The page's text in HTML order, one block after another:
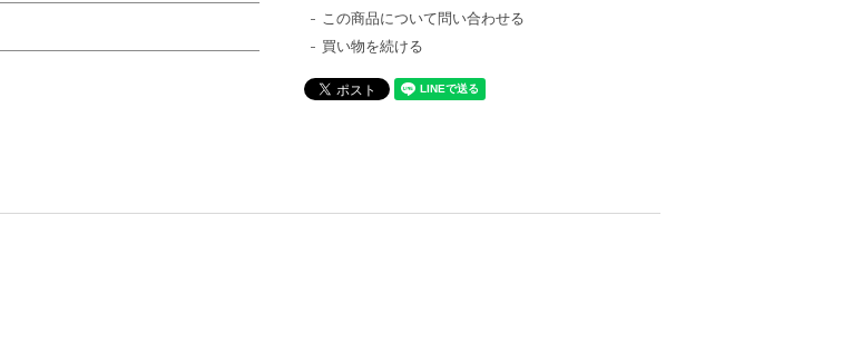
この商品について問い合わせる
買い物を続ける